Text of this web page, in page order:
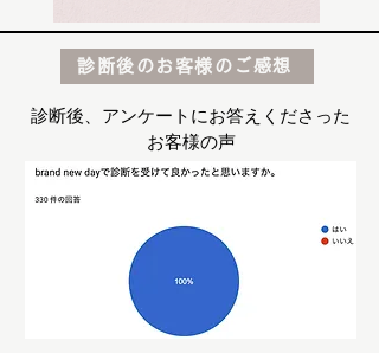
診断後のお客様のご感想
​診断後、アンケートにお答えくださった
お客様の声